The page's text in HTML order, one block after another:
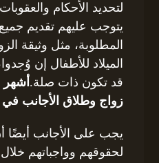
لتحديد الأحكام
يتوجب عليهم تقديم جميع
المطلوبة، مثل وثيقة
الميلاد للأطفال إن
قد تكون ذات صلة.
زواج وطلاق الأجانب في
يجب على الأجانب أيضًا
لحقوقهم وواجباتهم